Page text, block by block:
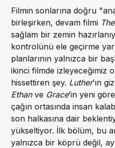
Filmin sonlarına doğru
birleşirken, devam filmi
sağlam bir zemin
kontrolünü ele geçirme
planlarının yalnızca bir
ikinci filmde izleyeceğimiz
hissettiren şey. Luther’ın
Ethanve Grace’in yeni
çağın ortasında insan
son halkasına dair
yükseltiyor. İlk bölüm, bu
yalnızca bir köprü değil,